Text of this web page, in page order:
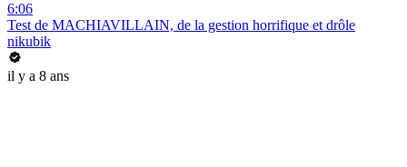
6:06
Test de MACHIAVILLAIN, de la gestion horrifique et drôle
nikubik
il y a 8 ans